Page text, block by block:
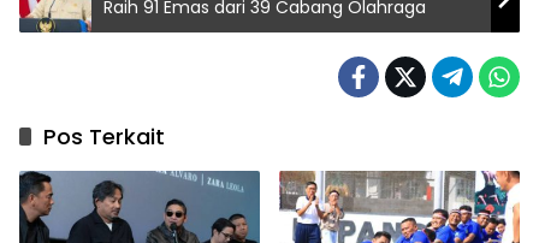
Raih 91 Emas dari 39 Cabang Olahraga
Pos Terkait